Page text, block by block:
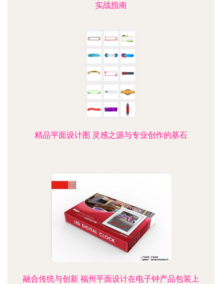
实战指南
精品平面设计图 灵感之源与专业创作的基石
融合传统与创新 福州平面设计在电子钟产品包装上